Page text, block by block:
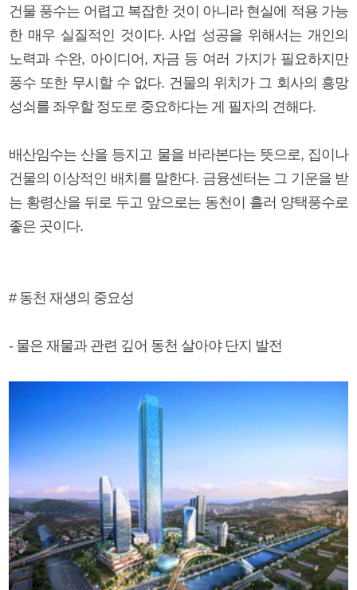
건물 풍수는 어렵고 복잡한 것이 아니라 현실에 적용 가능
한 매우 실질적인 것이다. 사업 성공을 위해서는 개인의
노력과 수완, 아이디어, 자금 등 여러 가지가 필요하지만
풍수 또한 무시할 수 없다. 건물의 위치가 그 회사의 흥망
성쇠를 좌우할 정도로 중요하다는 게 필자의 견해다.
배산임수는 산을 등지고 물을 바라본다는 뜻으로, 집이나
건물의 이상적인 배치를 말한다. 금융센터는 그 기운을 받
는 황령산을 뒤로 두고 앞으로는 동천이 흘러 양택풍수로
좋은 곳이다.
# 동천 재생의 중요성
- 물은 재물과 관련 깊어 동천 살아야 단지 발전